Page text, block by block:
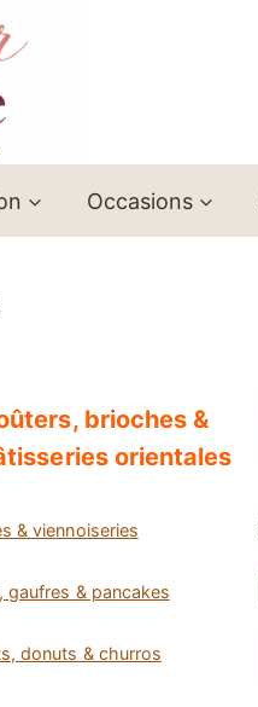
Occasions
brioches &
orientales
& viennoiseries
gaufres & pancakes
donuts & churros